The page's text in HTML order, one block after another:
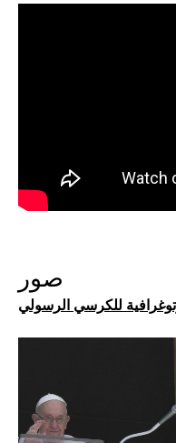
صور